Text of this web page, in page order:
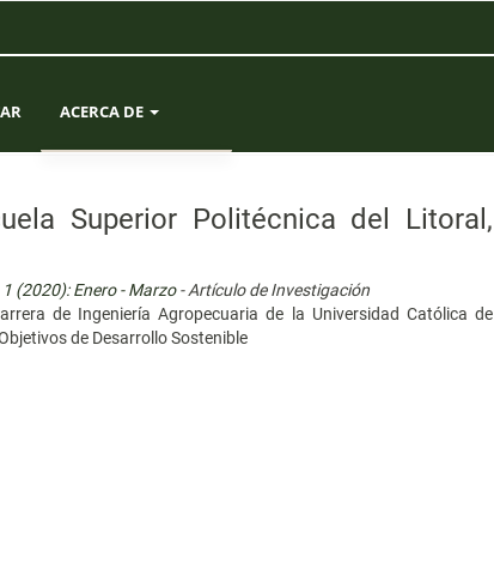
ACERCA DE
ENVÍOS
EQUIPO EDITORIAL
Superior Politécnica del Litoral,
(2020): Enero - Marzo- Artículo de Investigación
de Ingeniería Agropecuaria de la Universidad Católica de
de Desarrollo Sostenible